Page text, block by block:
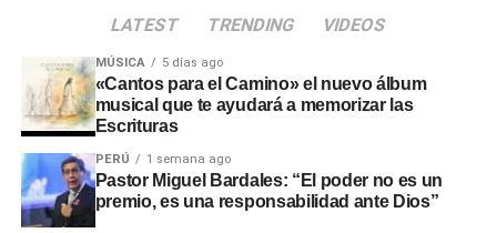
LATEST TRENDING VIDEOS
MÚSICA 5 días ago
«Cantos para el Camino» el nuevo álbum
musical que te ayudará a memorizar las
Escrituras
PERÚ 1 semana ago
Pastor Miguel Bardales: “El poder no es un
premio, es una responsabilidad ante Dios”